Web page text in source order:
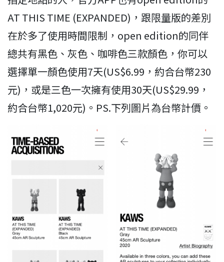
AT THIS TIME (EXPANDED)，跟限量版的差別
在於多了使用時間限制，open edition的同伴
總共有黑色、灰色、咖啡色三款顏色，你可以
選擇單一顏色使用7天(US$6.99，約合台幣230
元)，或是三色一次擁有使用30天(US$29.99，
約合台幣1,020元)。PS.下列圖片為台幣計價。